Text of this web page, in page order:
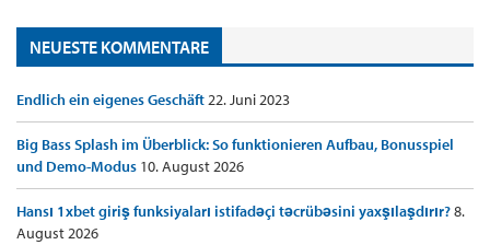
NEUESTE KOMMENTARE
Endlich ein eigenes Geschäft22. Juni 2023
Big Bass Splash im Überblick: So funktionieren Aufbau, Bonusspiel
und Demo-Modus 10. August 2026
Hansı 1xbet giriş funksiyaları istifadəçi təcrübəsini yaxşılaşdırır?8.
August 2026